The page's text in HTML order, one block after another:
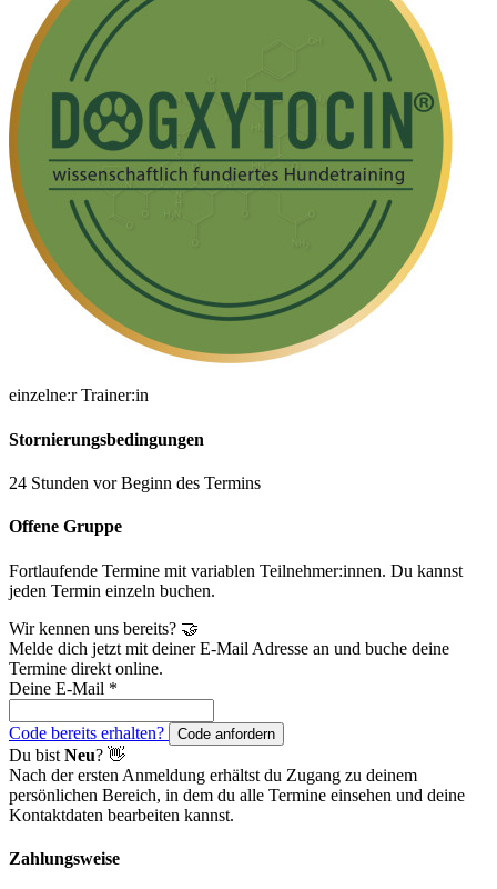
einzelne:r Trainer:in
Stornierungsbedingungen
24 Stunden vor Beginn des Termins
Offene Gruppe
Fortlaufende Termine mit variablen Teilnehmer:innen. Du kannst
jeden Termin einzeln buchen.
Wir kennen uns bereits? 🤝
Melde dich jetzt mit deiner E-Mail Adresse an und buche deine
Termine direkt online.
Deine E-Mail *
Code bereits erhalten? Code anfordern
Du bist Neu? 👋
Nach der ersten Anmeldung erhältst du Zugang zu deinem
persönlichen Bereich, in dem du alle Termine einsehen und deine
Kontaktdaten bearbeiten kannst.
Zahlungsweise